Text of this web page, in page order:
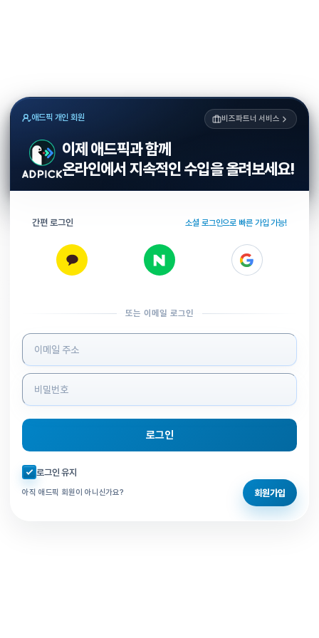
애드픽 개인 회원 비즈파트너 서비스
이제 애드픽과 함께
온라인에서 지속적인 수입을 올려보세요!
간편 로그인 소셜 로그인으로 빠른 가입 가능!
또는 이메일 로그인
로그인 정보 입력
로그인
자동로그인 체크
로그인 유지
아직 애드픽 회원이 아니신가요? 회원가입